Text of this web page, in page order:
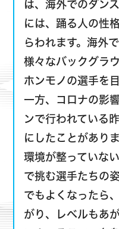
らわれます。海外
様々なバックグラ
ホンモノの選手を
一方、コロナの影
ンで行われている
にしたことがあり
環境が整っていな
で挑む選手たちの
でもよくなったら
がり、レベルもあ
い！』そこで、自
が整っていないと